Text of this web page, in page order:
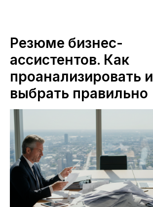
Резюме бизнес-
ассистентов. Как
проанализировать и
выбрать правильно